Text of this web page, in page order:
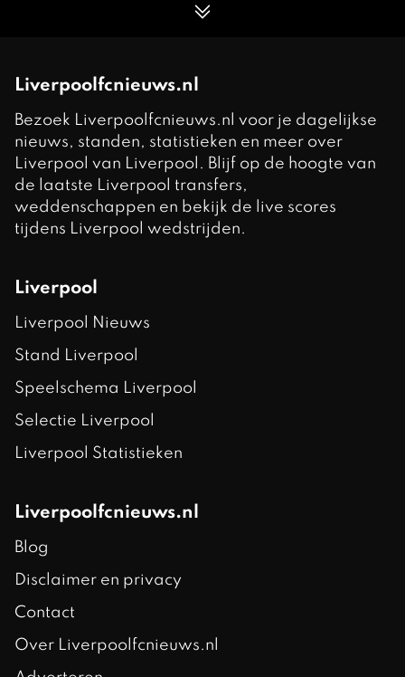
Liverpoolfcnieuws.nl
Bezoek Liverpoolfcnieuws.nl voor je dagelijkse
nieuws, standen, statistieken en meer over
Liverpool van Liverpool. Blijf op de hoogte van
de laatste Liverpool transfers,
weddenschappen en bekijk de live scores
tijdens Liverpool wedstrijden.
Liverpool
Liverpool Nieuws
Stand Liverpool
Speelschema Liverpool
Selectie Liverpool
Liverpool Statistieken
Liverpoolfcnieuws.nl
Blog
Disclaimer en privacy
Contact
Over Liverpoolfcnieuws.nl